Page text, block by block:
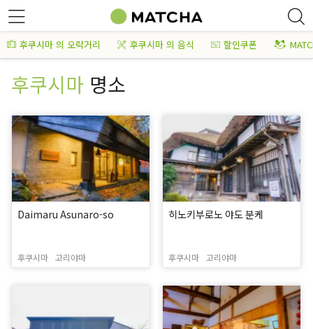
후쿠시마 의 오락거리 후쿠시마 의 음식 할인쿠폰
후쿠시마 명소
Daimaru Asunaro-so
후쿠시마 고리야마
히노키부로노 야도 분케
후쿠시마 고리야마